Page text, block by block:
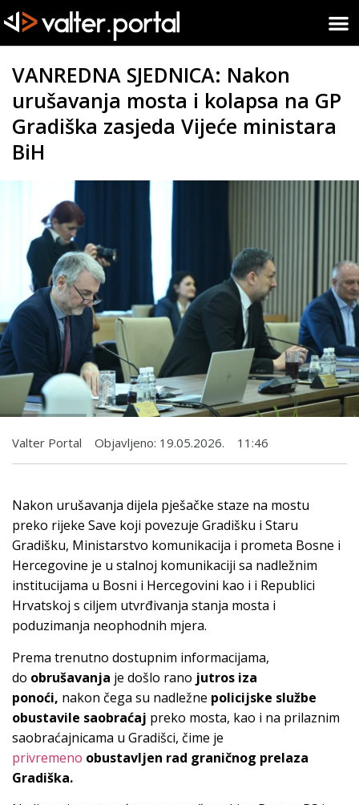
VANREDNA SJEDNICA: Nakon
urušavanja mosta i kolapsa na GP
Gradiška zasjeda Vijeće ministara
BiH
Valter Portal Objavljeno: 19.05.2026. 11:46
Nakon urušavanja dijela pješačke staze na mostu
preko rijeke Save koji povezuje Gradišku i Staru
Gradišku, Ministarstvo komunikacija i prometa Bosne i
Hercegovine je u stalnoj komunikaciji sa nadležnim
institucijama u Bosni i Hercegovini kao i i Republici
Hrvatskoj s ciljem utvrđivanja stanja mosta i
poduzimanja neophodnih mjera.
Prema trenutno dostupnim informacijama,
do obrušavanja je došlo rano jutros iza
ponoći, nakon čega su nadležne policijske službe
obustavile saobraćaj preko mosta, kao i na prilaznim
saobraćajnicama u Gradišci, čime je
privremeno obustavljen rad graničnog prelaza
Gradiška.